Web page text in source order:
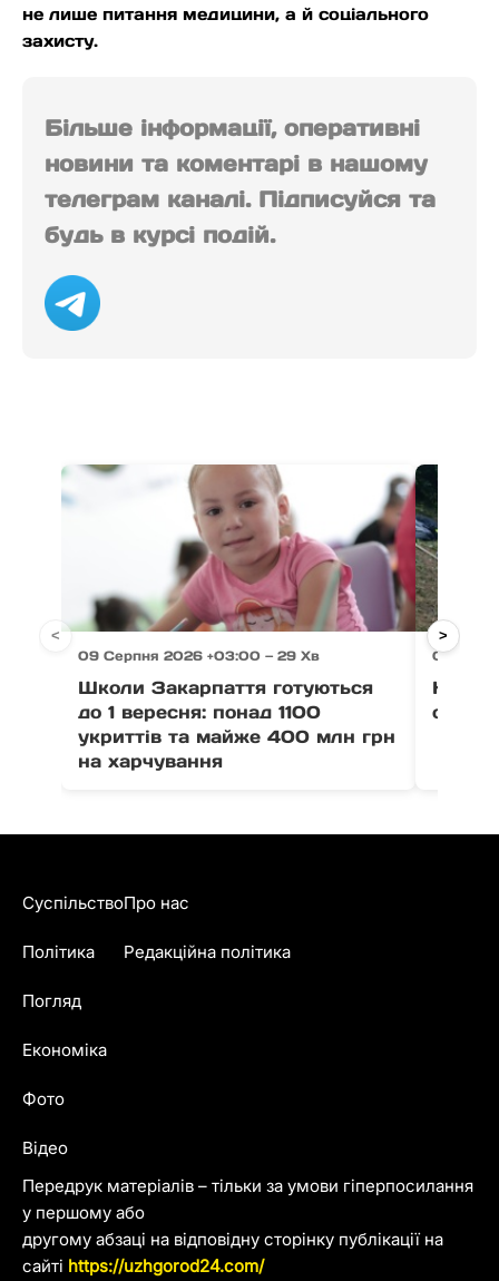
не лише питання медицини, а й соціального
захисту.
Більше інформації, оперативні
новини та коментарі в нашому
телеграм каналі. Підписуйся та
будь в курсі подій.
09 Серпня 2026 +03:00 — 29 Хв
Школи Закарпаття готуються
до 1 вересня: понад 1100
укриттів та майже 400 млн грн
на харчування
09
На
одна
< >
Передрук матеріалів – тільки за умови гіперпосилання
у першому або
другому абзаці на відповідну сторінку публікації на
сайті https://uzhgorod24.com/
Суспільство
Політика
Погляд
Економіка
Фото
Відео
Про нас
Редакційна політика